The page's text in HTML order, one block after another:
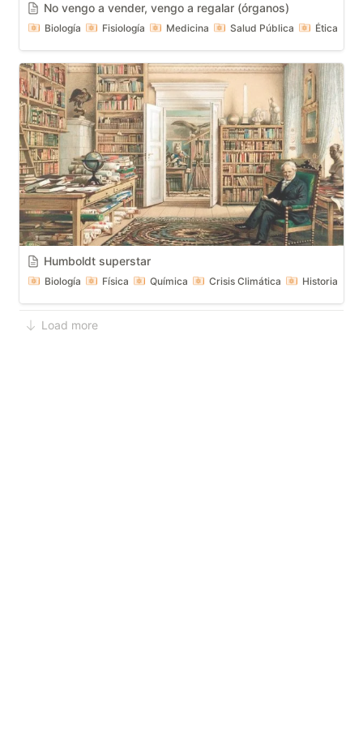
No vengo a vender, vengo a regalar (órganos)
Biología Fisiología Medicina Salud Pública Ética
Humboldt superstar
Biología Física Química Crisis Climática Historia
Load more